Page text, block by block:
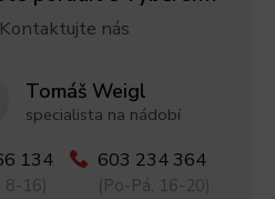
Kontaktujte nás
Tomáš Weigl
specialista na nádobí
134
8-16)
603 234 364
(Po-Pá, 16-20)